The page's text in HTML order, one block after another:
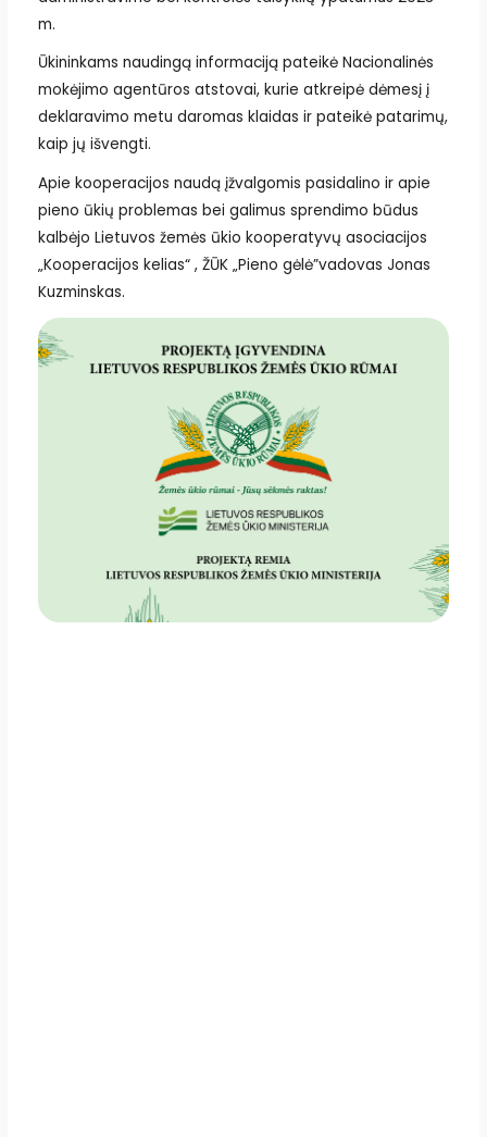
m.
Ūkininkams naudingą informaciją pateikė Nacionalinės
mokėjimo agentūros atstovai, kurie atkreipė dėmesį į
deklaravimo metu daromas klaidas ir pateikė patarimų,
kaip jų išvengti.
Apie kooperacijos naudą įžvalgomis pasidalino ir apie
pieno ūkių problemas bei galimus sprendimo būdus
kalbėjo Lietuvos žemės ūkio kooperatyvų asociacijos
„Kooperacijos kelias“ , ŽŪK „Pieno gėlė”vadovas Jonas
Kuzminskas.